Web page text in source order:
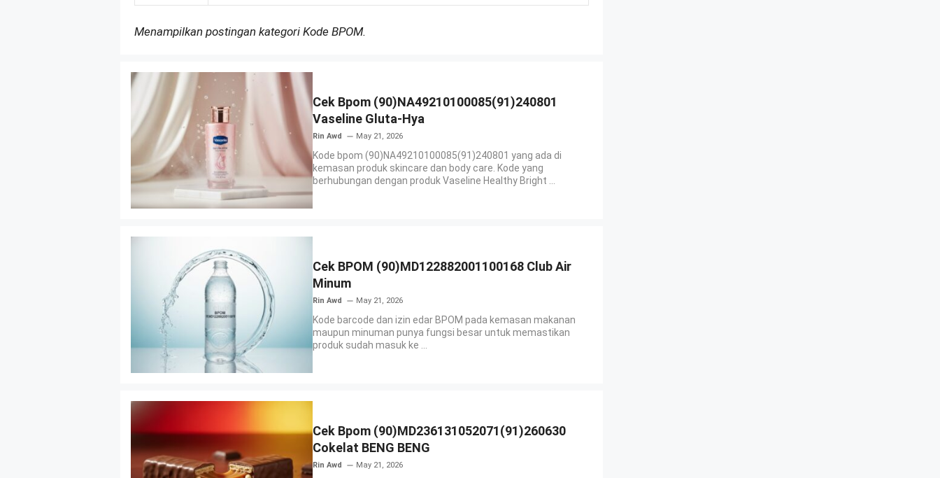
Menampilkan postingan kategori Kode BPOM.
Cek Bpom (90)NA49210100085(91)240801
Vaseline Gluta-Hya
Rin Awd May 21, 2026
Kode bpom (90)NA49210100085(91)240801 yang ada di
kemasan produk skincare dan body care. Kode yang
berhubungan dengan produk Vaseline Healthy Bright ...
Cek BPOM (90)MD122882001100168 Club Air
Minum
Rin Awd May 21, 2026
Kode barcode dan izin edar BPOM pada kemasan makanan
maupun minuman punya fungsi besar untuk memastikan
produk sudah masuk ke ...
Cek Bpom (90)MD236131052071(91)260630
Cokelat BENG BENG
Rin Awd May 21, 2026